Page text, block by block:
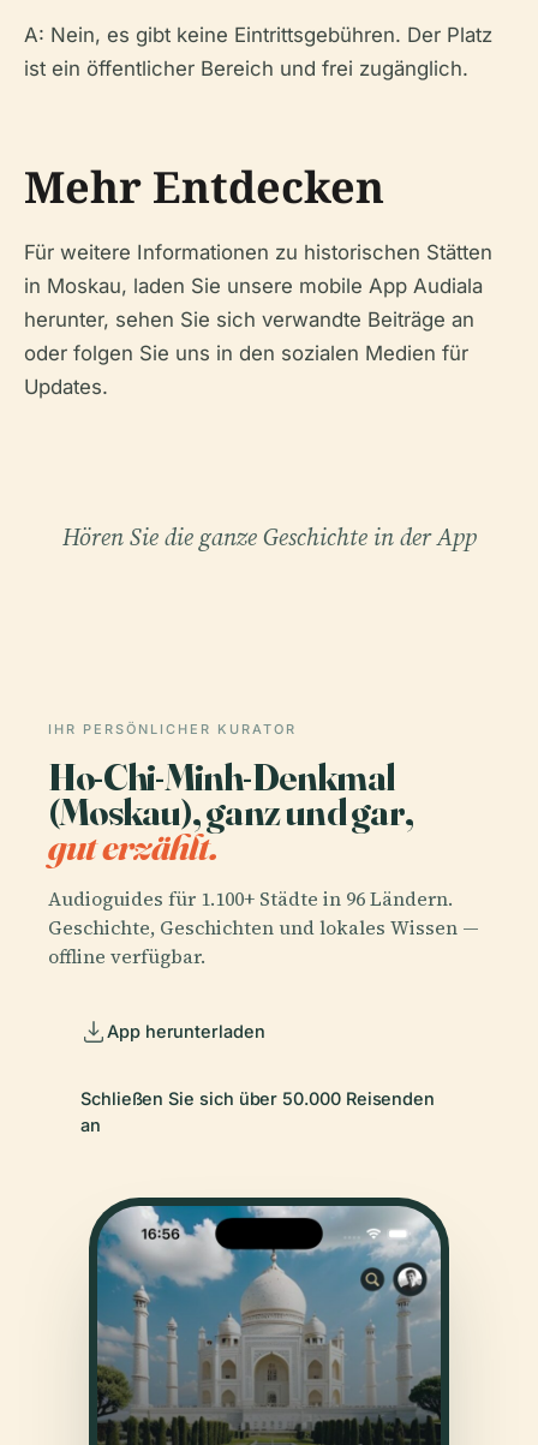
A: Nein, es gibt keine Eintrittsgebühren. Der Platz
ist ein öffentlicher Bereich und frei zugänglich.
Mehr Entdecken
Für weitere Informationen zu historischen Stätten
in Moskau, laden Sie unsere mobile App Audiala
herunter, sehen Sie sich verwandte Beiträge an
oder folgen Sie uns in den sozialen Medien für
Updates.
Hören Sie die ganze Geschichte in der App
IHR PERSÖNLICHER KURATOR
Ho-Chi-Minh-Denkmal
(Moskau), ganz und gar,
gut erzählt.
Audioguides für 1.100+ Städte in 96 Ländern.
Geschichte, Geschichten und lokales Wissen —
offline verfügbar.
App herunterladen
Schließen Sie sich über 50.000 Reisenden
an